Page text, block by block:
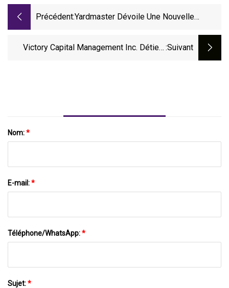
Précédent:Yardmaster Dévoile Une Nouvelle
Victory Capital Management Inc. Détient :suivant
Nom:*
E-mail:*
Téléphone/WhatsApp:*
Sujet:*